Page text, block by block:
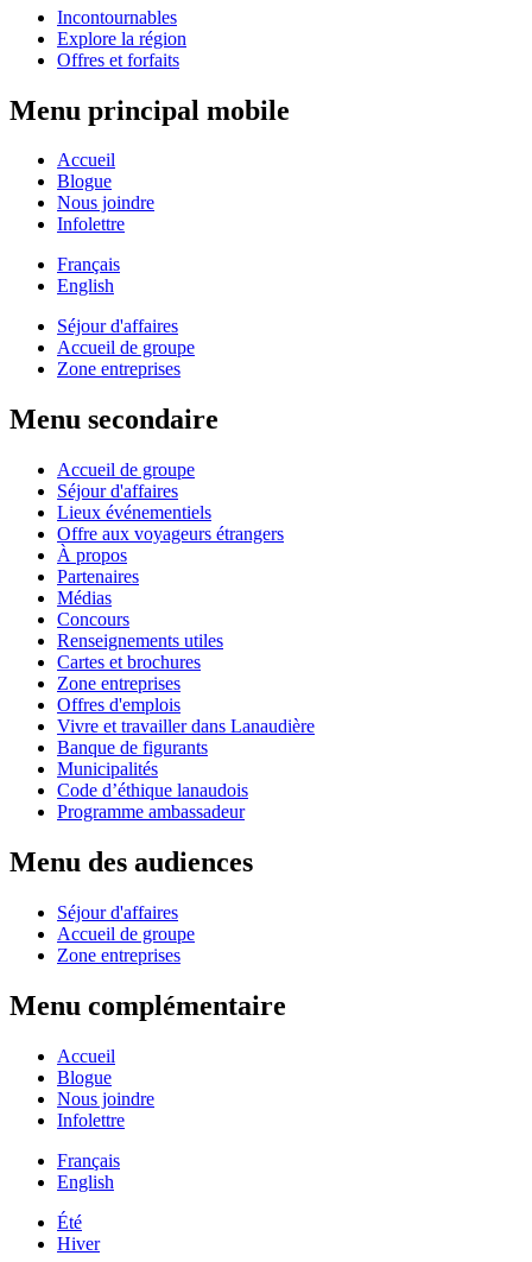
Incontournables
Explore la région
Offres et forfaits
Menu principal mobile
Accueil
Blogue
Nous joindre
Infolettre
Français
English
Séjour d'affaires
Accueil de groupe
Zone entreprises
Menu secondaire
Accueil de groupe
Séjour d'affaires
Lieux événementiels
Offre aux voyageurs étrangers
À propos
Partenaires
Médias
Concours
Renseignements utiles
Cartes et brochures
Zone entreprises
Offres d'emplois
Vivre et travailler dans Lanaudière
Banque de figurants
Municipalités
Code d’éthique lanaudois
Programme ambassadeur
Menu des audiences
Séjour d'affaires
Accueil de groupe
Zone entreprises
Menu complémentaire
Accueil
Blogue
Nous joindre
Infolettre
Français
English
Été
Hiver